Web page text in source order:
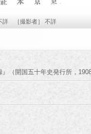
詳 ［撮影者］ 不詳
（開国五十年史発行所，